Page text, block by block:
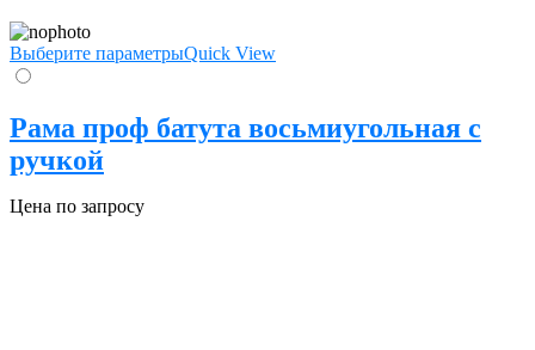
Выберите параметрыQuick View
Рама проф батута восьмиугольная с
ручкой
Цена по запросу